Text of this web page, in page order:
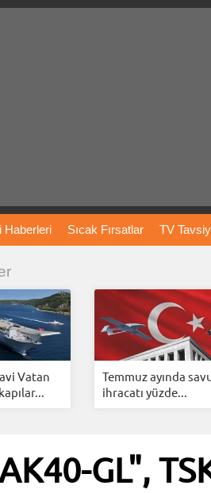
Haberleri Sıcak Fırsatlar TV
Vizyondaki Filmler Bitcoin Dizi
Dondurma İnstagram Çöktü Mü
Vatan
Temmuz ayında
ihracatı yüzde...
GL",